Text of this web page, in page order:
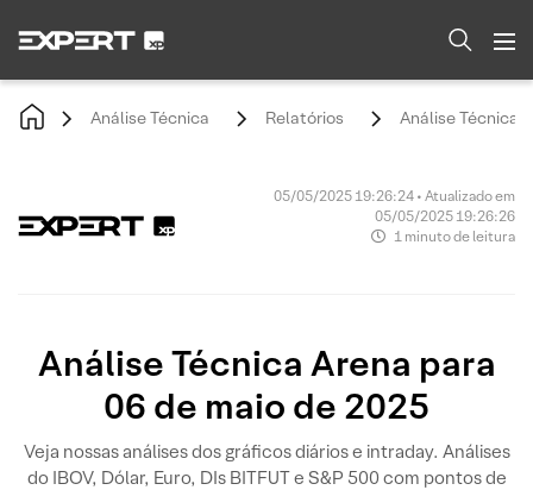
Análise Técnica Relatórios Análise Técnica
05/05/2025 19:26:24 • Atualizado em
05/05/2025 19:26:26
1 minuto de leitura
Análise Técnica Arena para
06 de maio de 2025
Veja nossas análises dos gráficos diários e intraday. Análises
do IBOV, Dólar, Euro, DIs BITFUT e S&P 500 com pontos de